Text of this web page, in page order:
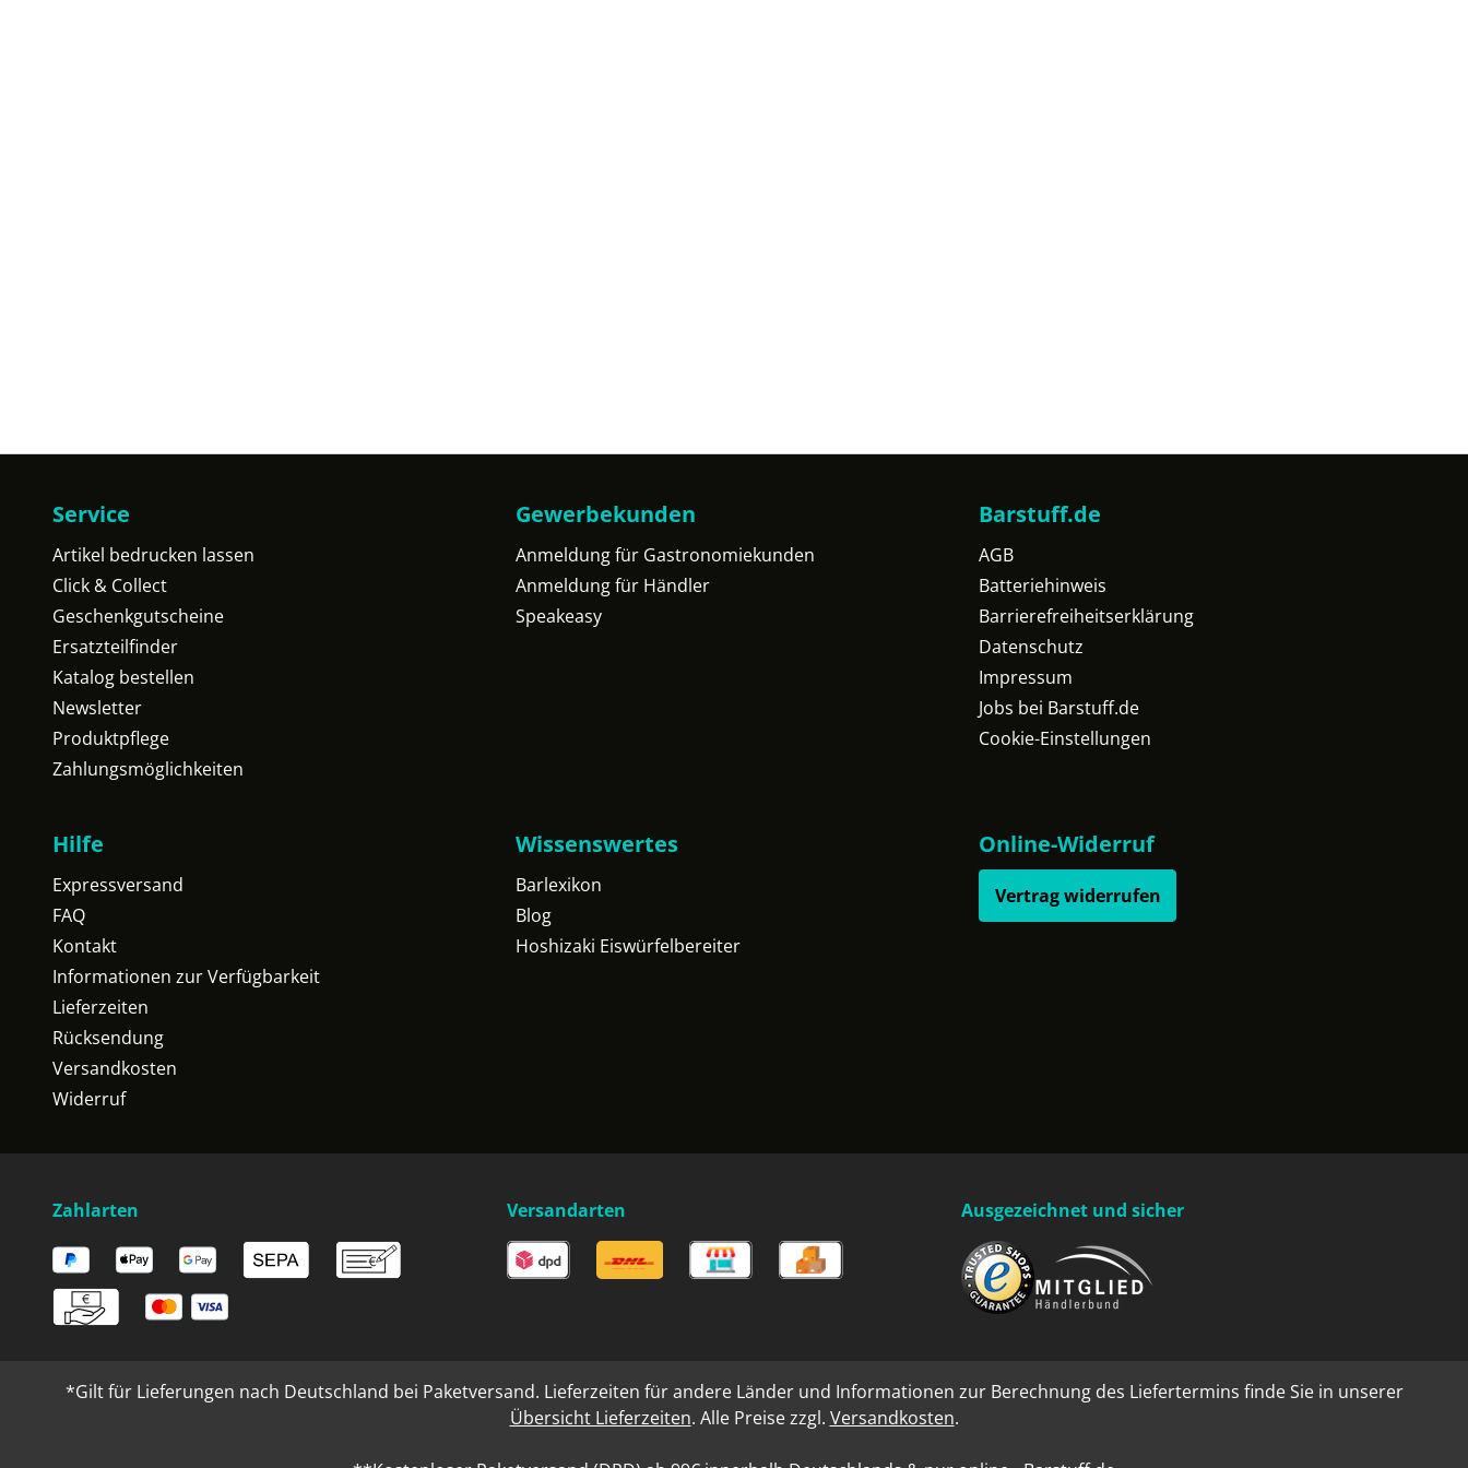
Service
Artikel bedrucken lassen
Click & Collect
Geschenkgutscheine
Ersatzteilfinder
Katalog bestellen
Newsletter
Produktpflege
Zahlungsmöglichkeiten
Gewerbekunden
Anmeldung für Gastronomiekunden
Anmeldung für Händler
Speakeasy
Barstuff.de
AGB
Batteriehinweis
Barrierefreiheitserklärung
Datenschutz
Impressum
Jobs bei Barstuff.de
Cookie-Einstellungen
Hilfe
Expressversand
FAQ
Kontakt
Informationen zur Verfügbarkeit
Lieferzeiten
Rücksendung
Versandkosten
Widerruf
Wissenswertes
Barlexikon
Blog
Hoshizaki Eiswürfelbereiter
Online-Widerruf
Vertrag widerrufen
Zahlarten Versandarten Ausgezeichnet und sicher
*Gilt für Lieferungen nach Deutschland bei Paketversand. Lieferzeiten für andere Länder und Informationen zur Berechnung des Liefertermins finde Sie in unserer
Übersicht Lieferzeiten. Alle Preise zzgl. Versandkosten.